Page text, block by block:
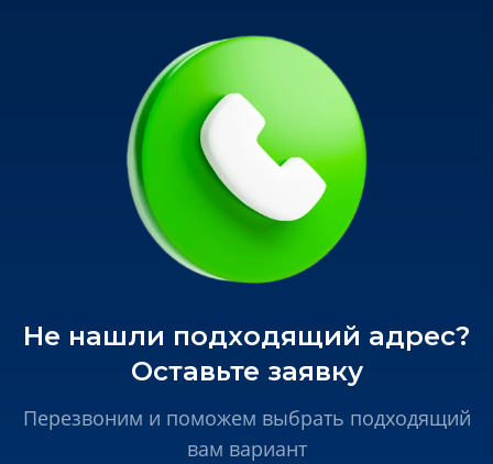
Не нашли подходящий адрес?
Оставьте заявку
Перезвоним и поможем выбрать подходящий
вам вариант